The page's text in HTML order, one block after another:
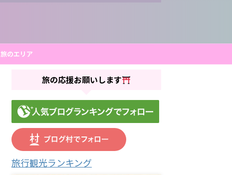
旅のエリア
旅の応援お願いします
旅行観光ランキング